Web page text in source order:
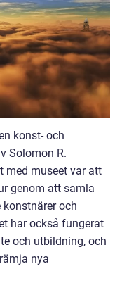
konst- och
Solomon R.
med museet var att
genom att samla
och
har också fungerat
och utbildning, och
nya